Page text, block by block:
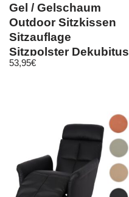
Gel / Gelschaum
Outdoor Sitzkissen
Sitzauflage
Sitzpolster Dekubitus
Kissen weiß soft
53,95€